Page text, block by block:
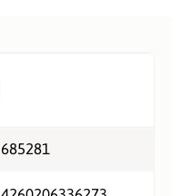
685281